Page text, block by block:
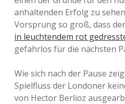
anhaltenden Erfolg zu
Vorsprung so groß, dass
in leuchtendem rot
gefahrlos für die nächsten
Wie sich nach der Pause
Spielfluss der Londoner
von Hector Berlioz